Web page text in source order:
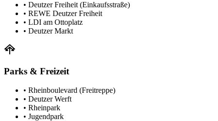
• Deutzer Freiheit (Einkaufsstraße)
• REWE Deutzer Freiheit
• LDI am Ottoplatz
• Deutzer Markt
Parks & Freizeit
• Rheinboulevard (Freitreppe)
• Deutzer Werft
• Rheinpark
• Jugendpark